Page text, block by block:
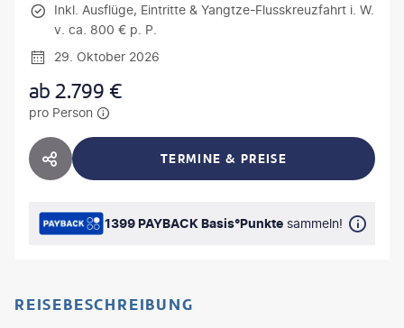
Inkl. Ausflüge, Eintritte & Yangtze-Flusskreuzfahrt i. W.
v. ca. 800 € p. P.
29. Oktober 2026
ab2.799 €
pro Person
HOTEL TEILEN TERMINE & PREISE
1399 PAYBACK Basis°Punkte sammeln!
REISEBESCHREIBUNG